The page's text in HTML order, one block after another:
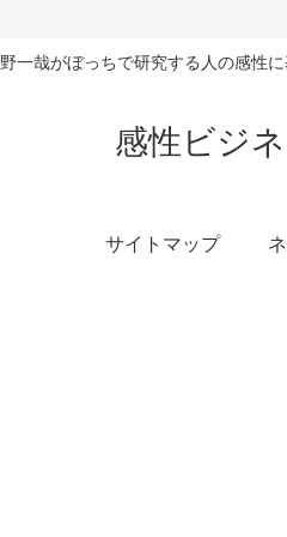
一哉がぼっちで研究する人の感性
感性ビジ
サイトマップ